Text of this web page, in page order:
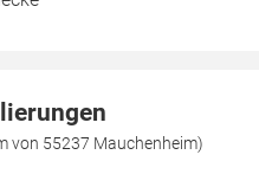
von 55237 Mauchenheim)